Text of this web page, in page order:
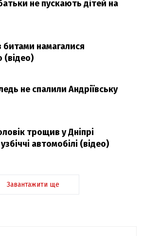
не пускають дітей на
битами намагалися
(відео)
не спалили Андріївську
трощив у Дніпрі
автомобілі (відео)
Завантажити ще